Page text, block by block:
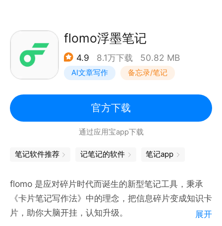
改方便快捷，好的工具就是跟上你的想法，帮你快速实
现你的创意
* 纸张可缩放，橡皮可选择大小，内容输入可撤回，人
性化贴心设计，让你的创作更随心所欲
【多种场景可用】
* 做手帐，找千本，列计划，找千本，写日记，还找千
本，千本笔记就是手帐达人的必备神器，笔记爱好者的
装备
便捷，给你带来更好的使用体验和阅读感受
【联系我们】
我们渴望获得你的反馈和建议，反馈邮箱:
flomo浮墨笔记
4.9 8.1万下载 50.82 MB
AI文章写作 备忘录/笔记
官方下载
通过应用宝app下载
笔记软件推荐 记笔记的软件 笔记app
flomo 是应对碎片时代而诞生的新型笔记工具，秉承
《卡片笔记写作法》中的理念，把信息碎片变成知识卡
片，助你大脑开挂，认知升级。
展开